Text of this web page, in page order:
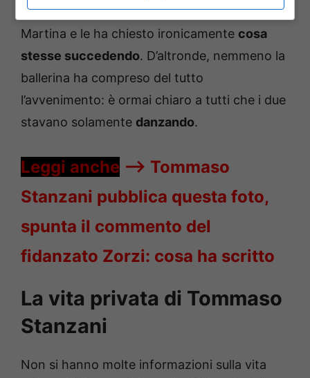
Nelle sue stories, Stanzani ha così taggato
Martina e le ha chiesto ironicamente cosa
stesse succedendo. D’altronde, nemmeno la
ballerina ha compreso del tutto
l’avvenimento: è ormai chiaro a tutti che i due
stavano solamente danzando.
Leggi anche —-> Tommaso
Stanzani pubblica questa foto,
spunta il commento del
fidanzato Zorzi: cosa ha scritto
La vita privata di Tommaso
Stanzani
Non si hanno molte informazioni sulla vita